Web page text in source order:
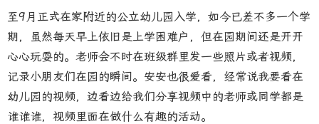
至9月正式在家附近的公立幼儿园入学，如今已差不多一个学
期，虽然每天早上依旧是上学困难户，但在园期间还是开开
心心玩耍的。老师会不时在班级群里发一些照片或者视频，
记录小朋友们在园的瞬间。安安也很爱看，经常说我要看在
幼儿园的视频，边看边给我们分享视频中的老师或同学都是
谁谁谁，视频里面在做什么有趣的活动。